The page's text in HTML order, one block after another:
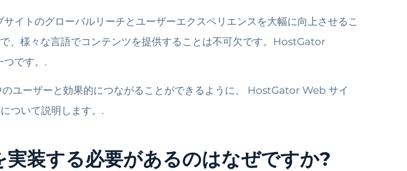
イトのグローバルリーチとユーザーエクスペリエンスを大幅に向上させるこ
、様々な言語でコンテンツを提供することは不可欠です。HostGator
です。.
ユーザーと効果的につながることができるように、 HostGator Web サイ
ついて説明します。.
装する必要があるのはなぜですか?